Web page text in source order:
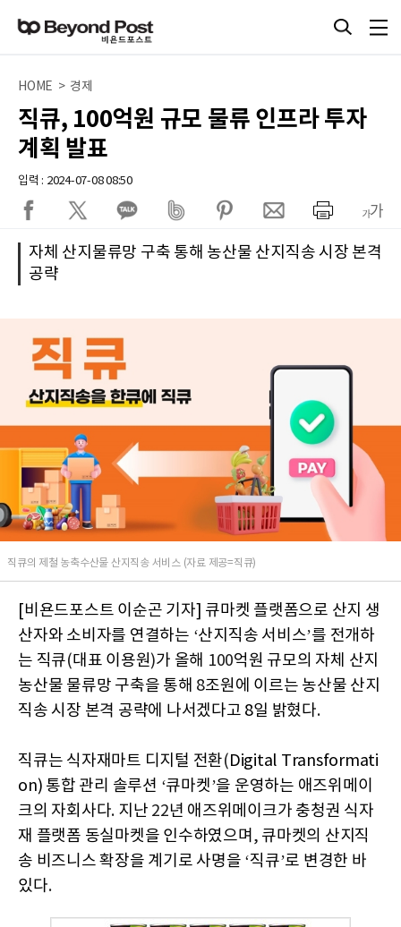
HOME > 경제
직큐, 100억원 규모 물류 인프라 투자
계획 발표
입력 : 2024-07-08 08:50
자체 산지물류망 구축 통해 농산물 산지직송 시장 본격
공략
직큐의 제철 농축수산물 산지직송 서비스 (자료 제공=직큐)
[비욘드포스트 이순곤 기자] 큐마켓 플랫폼으로 산지 생
산자와 소비자를 연결하는 ‘산지직송 서비스’를 전개하
는 직큐(대표 이용원)가 올해 100억원 규모의 자체 산지
농산물 물류망 구축을 통해 8조원에 이르는 농산물 산지
직송 시장 본격 공략에 나서겠다고 8일 밝혔다.
직큐는 식자재마트 디지털 전환(Digital Transformati
on) 통합 관리 솔루션 ‘큐마켓’을 운영하는 애즈위메이
크의 자회사다. 지난 22년 애즈위메이크가 충청권 식자
재 플랫폼 동실마켓을 인수하였으며 , 큐마켓의 산지직
송 비즈니스 확장을 계기로 사명을 ‘직큐’로 변경한 바
있다.